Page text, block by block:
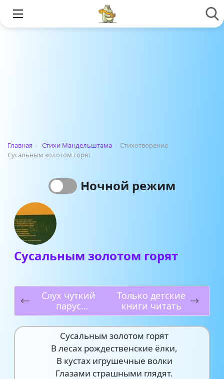
Главная › Стихи Мандельштама › Стихотворение
Сусальным золотом горят
Ночной режим
Сусальным золотом горят
Слух чуткий
парус
напрягает
Только детские
книги читать
Сусальным золотом горят
В лесах рождественские ёлки,
В кустах игрушечные волки
Глазами страшными глядят.